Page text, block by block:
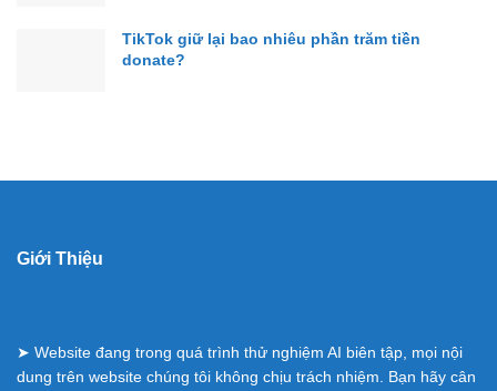
TikTok giữ lại bao nhiêu phần trăm tiền
donate?
Giới Thiệu
➤ Website đang trong quá trình thử nghiệm AI biên tập, mọi nội
dung trên website chúng tôi không chịu trách nhiệm. Bạn hãy cân